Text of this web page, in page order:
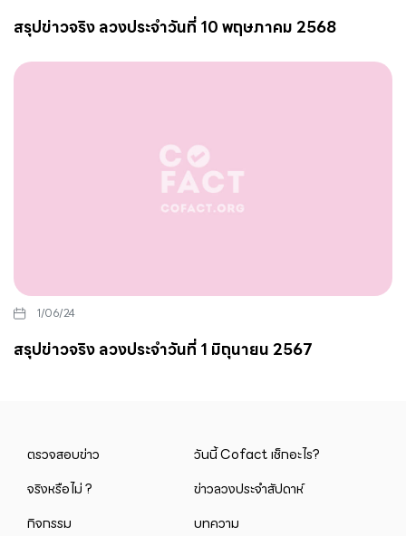
สรุปข่าวจริง ลวงประจำวันที่ 10 พฤษภาคม 2568
1/06/24
สรุปข่าวจริง ลวงประจำวันที่ 1 มิถุนายน 2567
ตรวจสอบข่าว
วันนี้ Cofact เช็กอะไร?
จริงหรือไม่ ?
ข่าวลวงประจำสัปดาห์
กิจกรรม
บทความ